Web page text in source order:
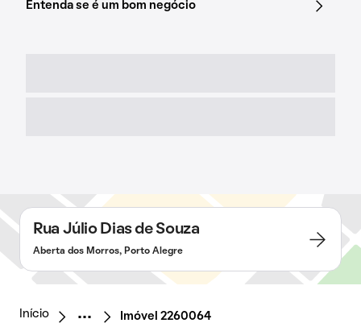
Entenda se é um bom negócio
Rua Júlio Dias de Souza
Aberta dos Morros, Porto Alegre
Início Imóvel 2260064